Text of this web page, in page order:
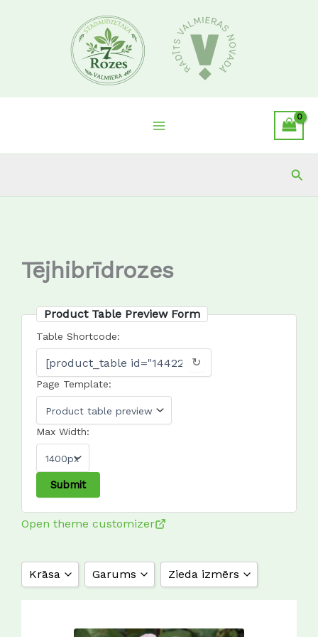
Tējhibrīdrozes
Product Table Preview Form
Table Shortcode:
↻
Page Template:
Max Width:
Open theme customizer
Krāsa Garums Zieda izmērs